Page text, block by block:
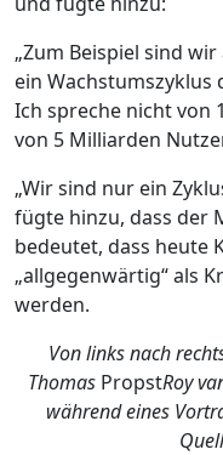
„Zum Beispiel sind
ein
Ich spreche nicht von
von 5 Milliarden
„Wir sind nur ein
fügte hinzu, dass der
bedeutet, dass heute
„allgegenwärtig“ als
werden.
Von links nach
Thomas PropstRoy
während eines